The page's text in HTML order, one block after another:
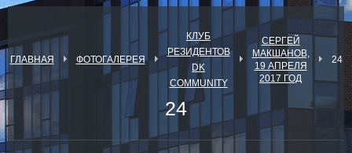
ГЛАВНАЯ ФОТОГАЛЕРЕЯ
КЛУБ
РЕЗИДЕНТОВ
DK
COMMUNITY
СЕРГЕЙ
МАКШАНОВ,
19 АПРЕЛЯ
2017 ГОД
24
24